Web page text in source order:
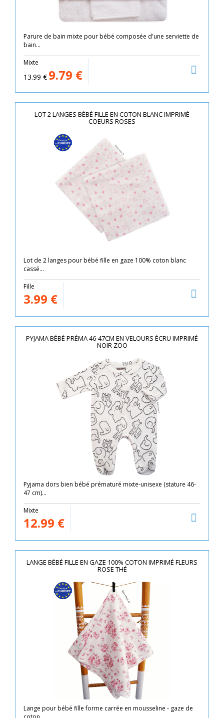
Parure de bain mixte pour bébé composée d'une serviette de
bain...
Mixte
13.99 € 9.79 €
LOT 2 LANGES BÉBÉ FILLE EN COTON BLANC IMPRIMÉ
COEURS ROSES
Lot de 2 langes pour bébé fille en gaze 100% coton blanc
cassé...
Fille
3.99 €
PYJAMA BÉBÉ PRÉMA 46-47CM EN VELOURS ÉCRU IMPRIMÉ
NOIR ZOO
Pyjama dors bien bébé prématuré mixte-unisexe (stature 46-
47 cm)...
Mixte
12.99 €
LANGE BÉBÉ FILLE EN GAZE 100% COTON IMPRIMÉ FLEURS
ROSE THÉ
Lange pour bébé fille forme carrée en mousseline - gaze de